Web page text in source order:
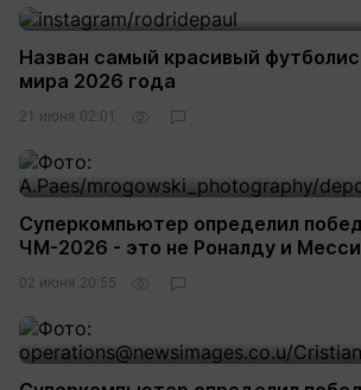
Назван самый красивый
мира 2026 года
21 июня 02:01
Суперкомпьютер определил
ЧМ-2026 - это не Роналду и Месси
02 июня 20:55